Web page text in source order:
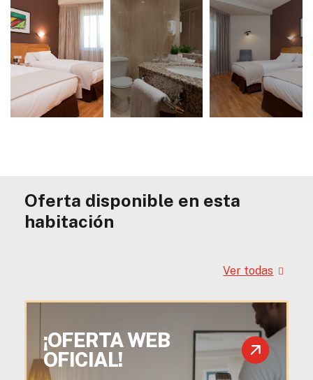
Oferta disponible en esta
habitación
Ver todas
¡OFERTA WEB
OFICIAL!